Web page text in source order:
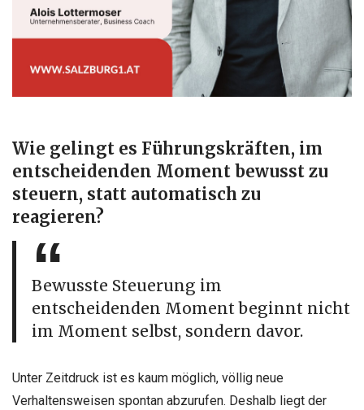
Wie gelingt es Führungskräften, im
entscheidenden Momentbewusstzu
steuern, statt automatisch zu
reagieren?
Bewusste Steuerung im
entscheidenden Moment beginnt nicht
im Moment selbst, sondern davor.
Unter Zeitdruck ist es kaum möglich, völlig neue
Verhaltensweisen spontan abzurufen. Deshalb liegt der